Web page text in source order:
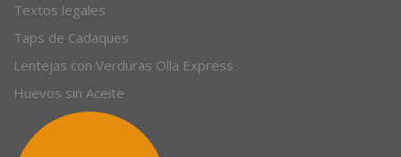
Empleo
Textos legales
Taps de Cadaques
Lentejas con Verduras Olla Express
Huevos sin Aceite